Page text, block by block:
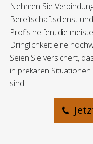
Nehmen Sie
Bereitschaftsdienst
Profis helfen, die
Dringlichkeit eine
Seien Sie versichert,
in prekären
sind.